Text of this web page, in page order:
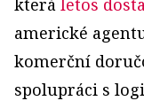
která letos
americké
komerční
spolupráci s